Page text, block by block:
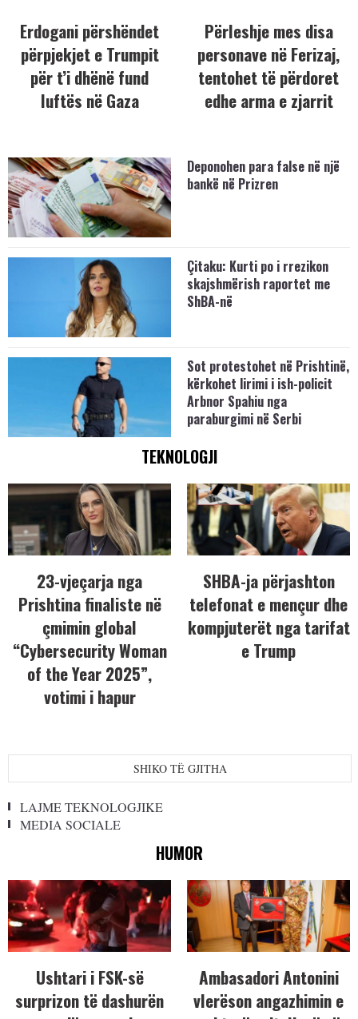
Erdogani përshëndet
përpjekjet e Trumpit
për t’i dhënë fund
luftës në Gaza
Përleshje mes disa
personave në Ferizaj,
tentohet të përdoret
edhe arma e zjarrit
Deponohen para false në një
bankë në Prizren
Çitaku: Kurti po i rrezikon
skajshmërish raportet me
ShBA-në
Sot protestohet në Prishtinë,
kërkohet lirimi i ish-policit
Arbnor Spahiu nga
paraburgimi në Serbi
TEKNOLOGJI
23-vjeçarja nga
Prishtina finaliste në
çmimin global
“Cybersecurity Woman
of the Year 2025”,
votimi i hapur
SHBA-ja përjashton
telefonat e mençur dhe
kompjuterët nga tarifat
e Trump
SHIKO TË GJITHA
LAJME TEKNOLOGJIKE
MEDIA SOCIALE
HUMOR
Ushtari i FSK-së
surprizon të dashurën
Ambasadori Antonini
vlerëson angazhimin e